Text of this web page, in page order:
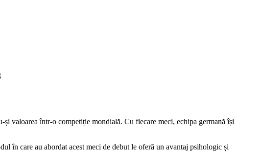
valoarea într-o competiție mondială. Cu fiecare meci, echipa germană își
în care au abordat acest meci de debut le oferă un avantaj psihologic și